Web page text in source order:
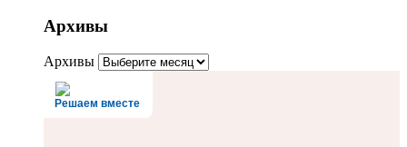
Архивы
Архивы
Решаем вместе